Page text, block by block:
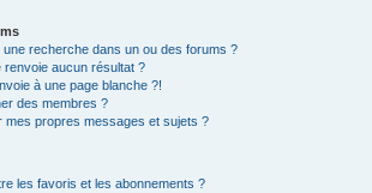
recherche dans un ou des forums ?
renvoie aucun résultat ?
à une page blanche ?!
des membres ?
mes propres messages et sujets ?
les favoris et les abonnements ?